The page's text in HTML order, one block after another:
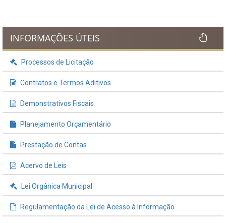
INFORMAÇÕES ÚTEIS
Processos de Licitação
Contratos e Termos Aditivos
Demonstrativos Fiscais
Planejamento Orçamentário
Prestação de Contas
Acervo de Leis
Lei Orgânica Municipal
Regulamentação da Lei de Acesso à Informação